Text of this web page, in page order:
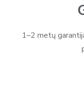
1–2 metų